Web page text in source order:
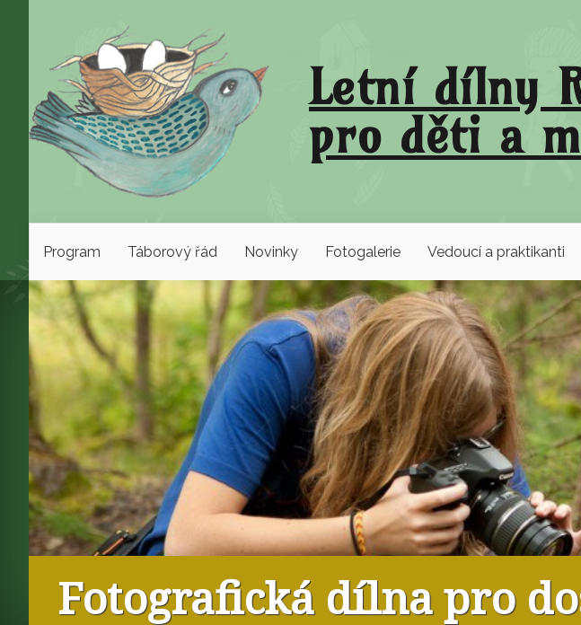
Letní dílny
pro děti a
Program Táborový řád Novinky Fotogalerie Vedoucí a praktikanti
Fotografická dílna pro